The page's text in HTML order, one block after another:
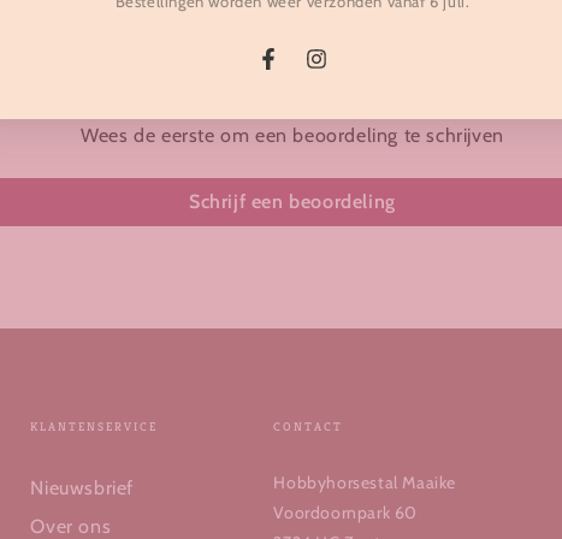
Klantbeoordelingen
Wees de eerste om een beoordeling te schrijven
Schrijf een beoordeling
KLANTENSERVICE
Nieuwsbrief
Over ons
CONTACT
Hobbyhorsestal Maaike
Voordoornpark 60
FacebookInstagram